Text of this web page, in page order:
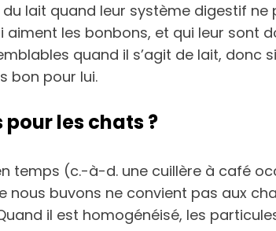
lait quand leur système digestif ne
les bonbons, et qui leur sont
quand il s’agit de lait,
bon pour lui.
les chats ?
temps (c.-à-d. une cuillère à café
nous buvons ne convient pas aux
il est homogénéisé, les